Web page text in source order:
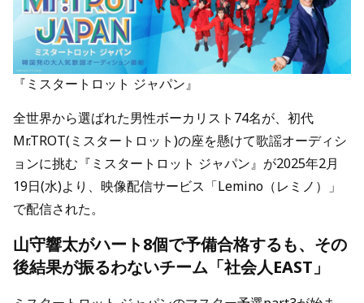
『ミスタートロット ジャパン』
全世界から選ばれた男性ボーカリスト74名が、初代
Mr.TROT(ミスタートロット)の座を懸けて歌謡オーディシ
ョンに挑む『ミスタートロット ジャパン』が2025年2月
19日(水)より、映像配信サービス「Lemino（レミノ）」
で配信された。
山守響太がハート8個で予備合格するも、その
後結果が振るわないチーム「社会人EAST」